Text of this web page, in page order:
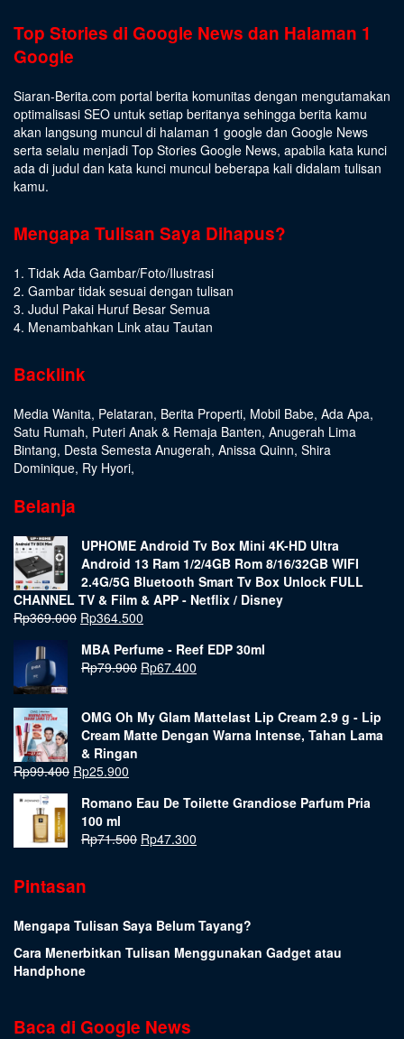
Top Stories di Google News dan Halaman 1
Google
Siaran-Berita.com portal berita komunitas dengan mengutamakan
optimalisasi SEO untuk setiap beritanya sehingga berita kamu
akan langsung muncul di halaman 1 google dan Google News
serta selalu menjadi Top Stories Google News, apabila kata kunci
ada di judul dan kata kunci muncul beberapa kali didalam tulisan
kamu.
Mengapa Tulisan Saya Dihapus?
1. Tidak Ada Gambar/Foto/Ilustrasi
2. Gambar tidak sesuai dengan tulisan
3. Judul Pakai Huruf Besar Semua
4. Menambahkan Link atau Tautan
Backlink
Media Wanita, Pelataran, Berita Properti, Mobil Babe, Ada Apa,
Satu Rumah, Puteri Anak & Remaja Banten, Anugerah Lima
Bintang, Desta Semesta Anugerah, Anissa Quinn, Shira
Dominique, Ry Hyori,
Belanja
UPHOME Android Tv Box Mini 4K-HD Ultra
Android 13 Ram 1/2/4GB Rom 8/16/32GB WIFI
2.4G/5G Bluetooth Smart Tv Box Unlock FULL
CHANNEL TV & Film & APP - Netflix / Disney
Rp369.000 Rp364.500
MBA Perfume - Reef EDP 30ml
Rp79.900 Rp67.400
OMG Oh My Glam Mattelast Lip Cream 2.9 g - Lip
Cream Matte Dengan Warna Intense, Tahan Lama
& Ringan
Rp99.400 Rp25.900
Romano Eau De Toilette Grandiose Parfum Pria
100 ml
Rp71.500 Rp47.300
Pintasan
Mengapa Tulisan Saya Belum Tayang?
Cara Menerbitkan Tulisan Menggunakan Gadget atau
Handphone
Baca di Google News